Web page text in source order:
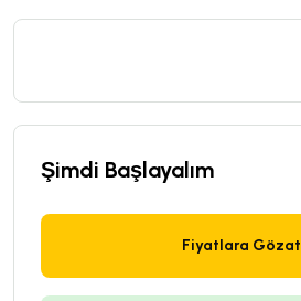
Şimdi Başlayalım
Fiyatlara Gözat